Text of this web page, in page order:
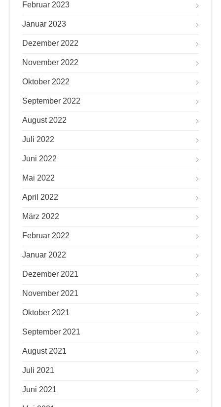
Februar 2023
Januar 2023
Dezember 2022
November 2022
Oktober 2022
September 2022
August 2022
Juli 2022
Juni 2022
Mai 2022
April 2022
März 2022
Februar 2022
Januar 2022
Dezember 2021
November 2021
Oktober 2021
September 2021
August 2021
Juli 2021
Juni 2021